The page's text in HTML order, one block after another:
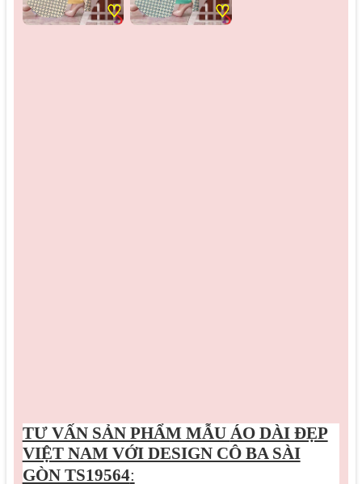
♡ ♡
TƯ VẤN SẢN PHẨM MẪU ÁO DÀI ĐẸP
VIỆT NAM VỚI DESIGN CÔ BA SÀI
GÒN TS19564: